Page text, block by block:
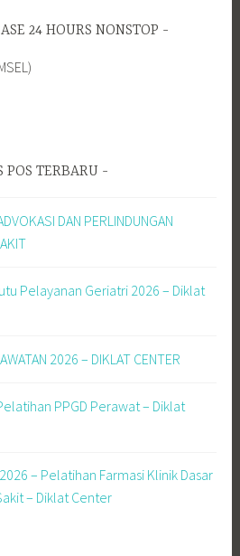
24 HOURS NONSTOP
POS TERBARU
DAN PERLINDUNGAN
Pelayanan Geriatri 2026 – Diklat
2026 – DIKLAT CENTER
PPGD Perawat – Diklat
– Pelatihan Farmasi Klinik Dasar
– Diklat Center